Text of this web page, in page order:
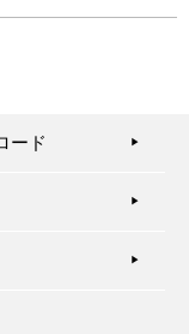
ード ▶︎
▶︎
▶︎